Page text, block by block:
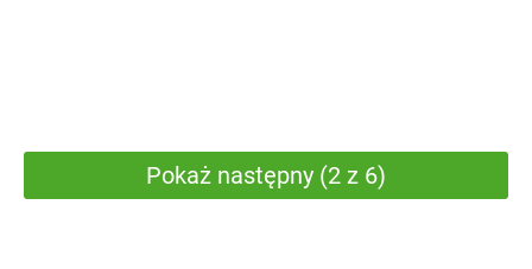
Pokaż następny (2 z 6)